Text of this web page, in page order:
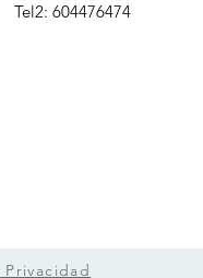
Tel2: 604476474